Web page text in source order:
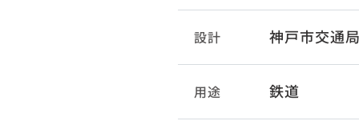
設計 神戸市交通
用途 鉄道